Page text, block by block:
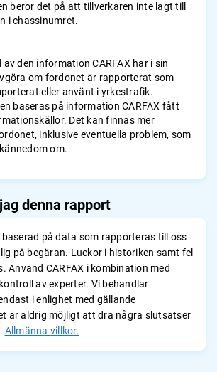
beror det på att tillverkaren inte lagt till
i chassinumret.
den information CARFAX har i sin
om fordonet är rapporterat som
eller använt i yrkestrafik.
baseras på information CARFAX fått
Det kan finnas mer
inklusive eventuella problem, som
om.
denna rapport
på data som rapporteras till oss
på begäran. Luckor i historiken samt fel
Använd CARFAX i kombination med
av experter. Vi behandlar
i enlighet med gällande
är aldrig möjligt att dra några slutsatser
Allmänna villkor.